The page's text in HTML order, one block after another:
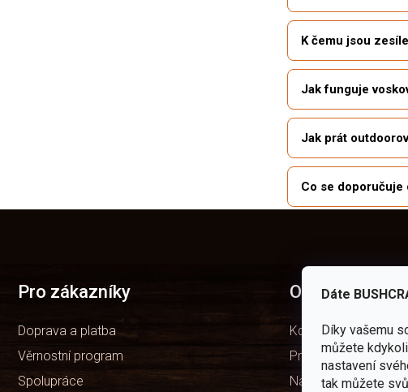
Dáte
Díky vašemu
můžete
nastavení
tak můžete
K čemu jsou
Jak funguje
Jak prát
Co se doporučuje
Pro zákazníky
Doprava a platba
Věrnostní program
Spolupráce
O nás
Kdo jsme
Prodejny
Naše značka —